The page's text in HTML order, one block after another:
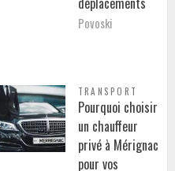
Povoski
TRANSPORT
Pourquoi choisir
un chauffeur
privé à Mérignac
pour vos